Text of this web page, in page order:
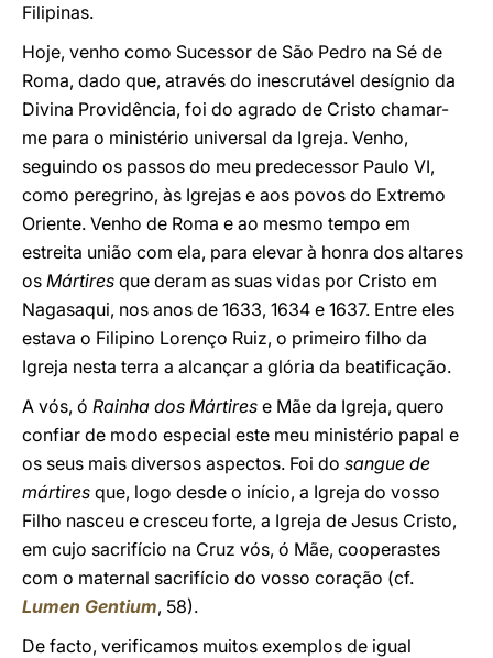
Filipinas.
Hoje, venho como Sucessor de São Pedro na Sé de
Roma, dado que, através do inescrutável desígnio da
Divina Providência, foi do agrado de Cristo chamar-
me para o ministério universal da Igreja. Venho,
seguindo os passos do meu predecessor Paulo VI,
como peregrino, às Igrejas e aos povos do Extremo
Oriente. Venho de Roma e ao mesmo tempo em
estreita união com ela, para elevar à honra dos altares
os Mártires que deram as suas vidas por Cristo em
Nagasaqui, nos anos de 1633, 1634 e 1637. Entre eles
estava o Filipino Lorenço Ruiz, o primeiro filho da
Igreja nesta terra a alcançar a glória da beatificação.
A vós, ó Rainha dos Mártires e Mãe da Igreja, quero
confiar de modo especial este meu ministério papal e
os seus mais diversos aspectos. Foi do sangue de
mártires que, logo desde o início, a Igreja do vosso
Filho nasceu e cresceu forte, a Igreja de Jesus Cristo,
em cujo sacrifício na Cruz vós, ó Mãe, cooperastes
com o maternal sacrifício do vosso coração (cf.
Lumen Gentium, 58).
De facto, verificamos muitos exemplos de igual